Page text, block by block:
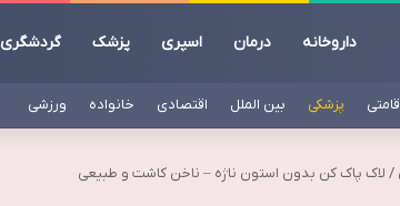
داروخانه درمان اسپری پزشک گردشگری
پزشکی بین الملل اقتصادی خانواده ورزشی
/ لاک پاک کن بدون استون ناژه – ناخن کاشت و طبیعی